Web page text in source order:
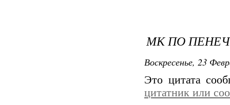
МК ПО
Воскресенье, 23
Это цитата
цитатник или